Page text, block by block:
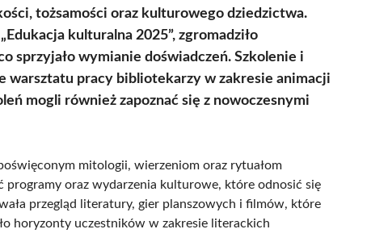
tożsamości oraz kulturowego dziedzictwa.
kulturalna 2025”, zgromadziło
sprzyjało wymianie doświadczeń. Szkolenie i
warsztatu pracy bibliotekarzy w zakresie animacji
mogli również zapoznać się z nowoczesnymi
mitologii, wierzeniom oraz rytuałom
oraz wydarzenia kulturowe, które odnosić się
przegląd literatury, gier planszowych i filmów, które
horyzonty uczestników w zakresie literackich